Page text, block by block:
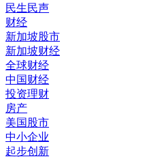
民生民声
财经
新加坡股市
新加坡财经
全球财经
中国财经
投资理财
房产
美国股市
中小企业
起步创新